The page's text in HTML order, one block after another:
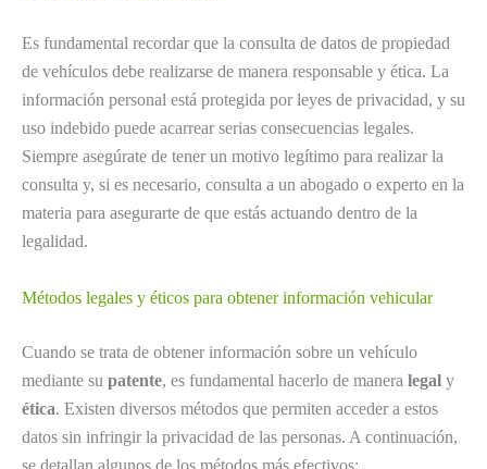
Es fundamental recordar que la consulta de datos de propiedad
de vehículos debe realizarse de manera responsable y ética. La
información personal está protegida por leyes de privacidad, y su
uso indebido puede acarrear serias consecuencias legales.
Siempre asegúrate de tener un motivo legítimo para realizar la
consulta y, si es necesario, consulta a un abogado o experto en la
materia para asegurarte de que estás actuando dentro de la
legalidad.
Métodos legales y éticos para obtener información vehicular
Cuando se trata de obtener información sobre un vehículo
mediante su patente, es fundamental hacerlo de manera legal y
ética. Existen diversos métodos que permiten acceder a estos
datos sin infringir la privacidad de las personas. A continuación,
se detallan algunos de los métodos más efectivos: